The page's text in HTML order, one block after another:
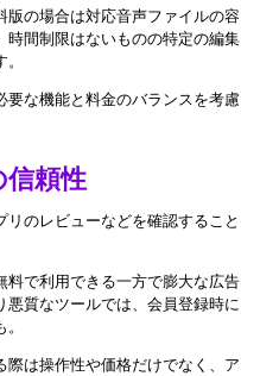
版の場合は対応音声ファイルの容
時間制限はないものの特定の編集
要な機能と料金のバランスを考慮
頼性
のレビューなどを確認すること
料で利用できる一方で膨大な広告
質なツールでは、会員登録時に
際は操作性や価格だけでなく、ア